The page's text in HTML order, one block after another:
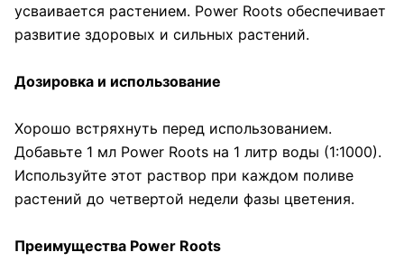
усваивается растением. Power Roots обеспечивает
развитие здоровых и сильных растений.
Дозировка и использование
Хорошо встряхнуть перед использованием.
Добавьте 1 мл Power Roots на 1 литр воды (1:1000).
Используйте этот раствор при каждом поливе
растений до четвертой недели фазы цветения.
Преимущества Power Roots